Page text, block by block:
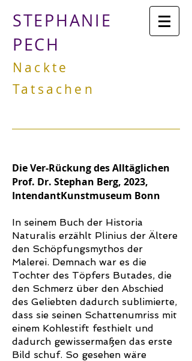
STEPHANIE
PECH
Nackte
Tatsachen
Die Ver-Rückung des Alltäglichen
Prof. Dr. Stephan Berg, 2023,
IntendantKunstmuseum Bonn
In seinem Buch der Historia
Naturalis erzählt Plinius der Ältere
den Schöpfungsmythos der
Malerei. Demnach war es die
Tochter des Töpfers Butades, die
den Schmerz über den Abschied
des Geliebten dadurch sublimierte,
dass sie seinen Schattenumriss mit
einem Kohlestift festhielt und
dadurch gewissermaßen das erste
Bild schuf. So gesehen wäre